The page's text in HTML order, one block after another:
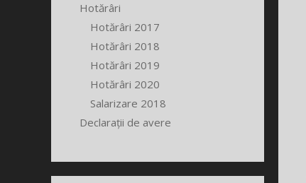
Hotărâri
Hotărâri 2017
Hotărâri 2018
Hotărâri 2019
Hotărâri 2020
Salarizare 2018
Declarații de avere